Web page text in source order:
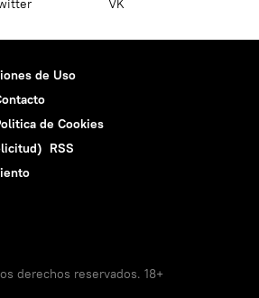
VK
de Uso
de Cookies
RSS
derechos reservados. 18+